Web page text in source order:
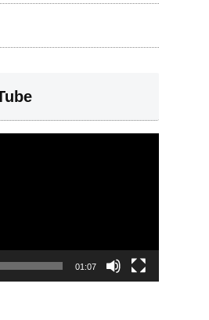
01:07